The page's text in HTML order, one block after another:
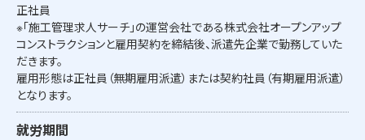
正社員
※「施工管理求人サーチ」の運営会社である株式会社オープンアップ
コンストラクションと雇用契約を締結後、派遣先企業で勤務していた
だきます。
雇用形態は正社員（無期雇用派遣）または契約社員（有期雇用派遣）
となります。
就労期間